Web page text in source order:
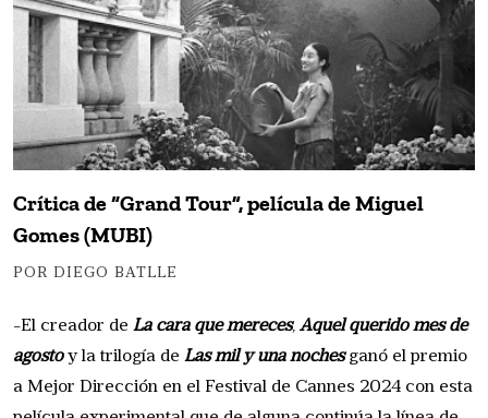
Crítica de “Grand Tour”, película de Miguel
Gomes (MUBI)
POR DIEGO BATLLE
-El creador de La cara que mereces, Aquel querido mes de
agostoy la trilogía de Las mil y una nochesganó el premio
a Mejor Dirección en el Festival de Cannes 2024 con esta